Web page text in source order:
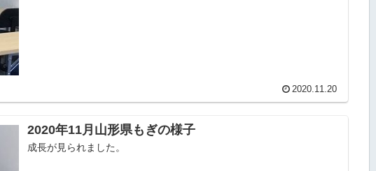
2020.11.20
2020年11月山形県もぎの様子
成長が見られました。